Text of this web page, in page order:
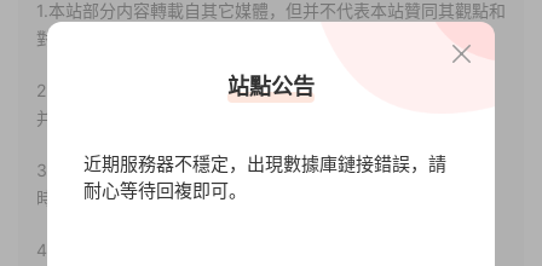
1.本站部分内容轉載自其它媒體，但并不代表本站贊同其觀點和
對其真實性負責。
2.若您需要商業運營或用于其他商業活動，請您購買正版授權
并合法使用。
3.如果本站有侵犯、不妥之處的資源，請聯系我們。将會第一
時間解決！
4.本站部分内容均由互聯網收集整理，僅供大家參考、學習，
站點公告
近期服務器不穩定，出現數據庫鏈接錯誤，請
耐心等待回複即可。